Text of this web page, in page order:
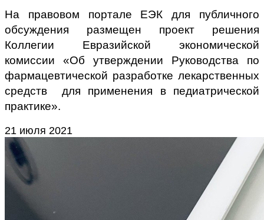
На правовом портале ЕЭК для публичного
обсуждения размещен проект решения
Коллегии Евразийской экономической
комиссии «Об утверждении Руководства по
фармацевтической разработке лекарственных
средств для применения в педиатрической
практике».
21 июля 2021